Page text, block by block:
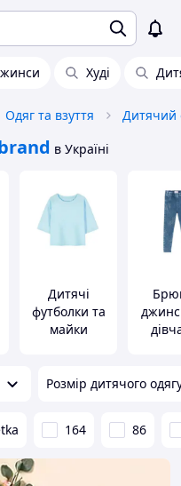
Худі
Одяг та взуття Дитячий
в Україні
Дитячі
футболки та
майки
Розмір дитячого
164 86